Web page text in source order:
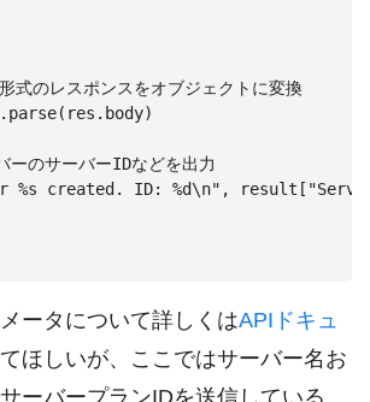
式のレスポンスをオブジェクトに変換
ーのサーバーIDなどを出力
%s created. ID: %d\n",
ータについて詳しくはAPIドキュ
ほしいが、ここではサーバー名お